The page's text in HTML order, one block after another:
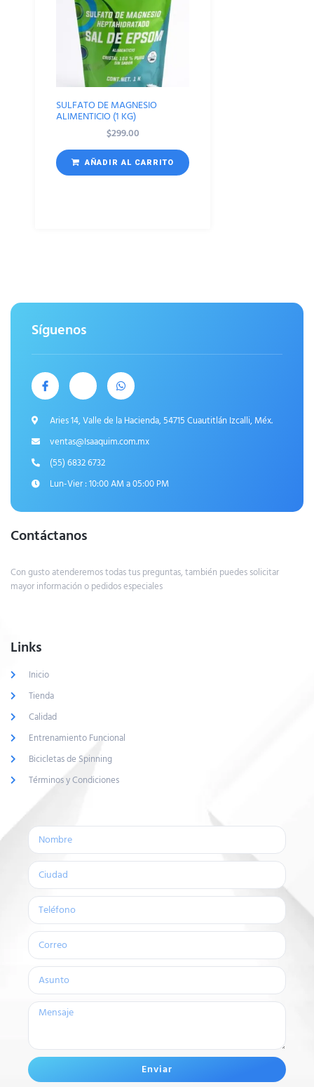
SULFATO DE MAGNESIO
ALIMENTICIO (1 KG)
$299.00
AÑADIR AL CARRITO
Síguenos
Aries 14, Valle de la Hacienda, 54715 Cuautitlán Izcalli, Méx.
ventas@Isaaquim.com.mx
(55) 6832 6732
Lun-Vier : 10:00 AM a 05:00 PM
Contáctanos
Con gusto atenderemos todas tus preguntas, también puedes solicitar
mayor información o pedidos especiales
Links
Inicio
Tienda
Calidad
Entrenamiento Funcional
Bicicletas de Spinning
Términos y Condiciones
Enviar